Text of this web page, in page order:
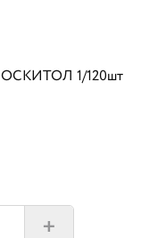
1/120шт
+